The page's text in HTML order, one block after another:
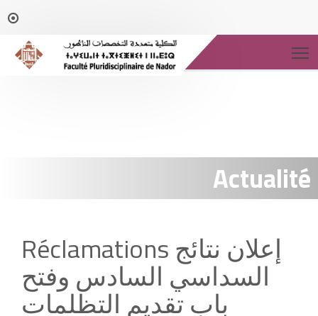
Actualité
Réclamations إعلان نتائج
السداسي السادس وفتح
باب تقديم التظلمات